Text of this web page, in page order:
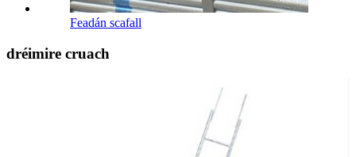
Feadán scafall
dréimire cruach